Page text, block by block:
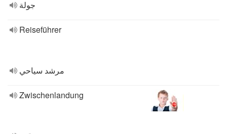
جولة
Reiseführer
مرشد سياحي
Zwischenlandung